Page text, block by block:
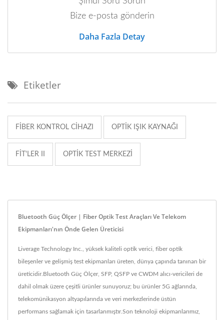
Bize e-posta gönderin
Daha Fazla Detay
Etiketler
FIBER KONTROL CIHAZI OPTIK IŞIK KAYNAĞI
FIT'LER II OPTIK TEST MERKEZI
Bluetooth Güç Ölçer | Fiber Optik Test Araçları Ve Telekom
Ekipmanları'nın Önde Gelen Üreticisi
Liverage Technology Inc., yüksek kaliteli optik verici, fiber optik
bileşenler ve gelişmiş test ekipmanları üreten, dünya çapında tanınan bir
üreticidir.Bluetooth Güç Ölçer, SFP, QSFP ve CWDM alıcı-vericileri de
dahil olmak üzere çeşitli ürünler sunuyoruz; bu ürünler 5G ağlarında,
telekomünikasyon altyapılarında ve veri merkezlerinde üstün
performans sağlamak için tasarlanmıştır.Son teknoloji ekipmanlarımız,